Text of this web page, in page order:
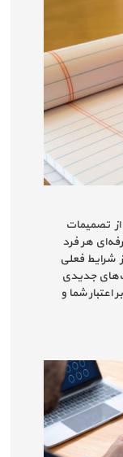
تصمیمات
هر فرد
شرایط فعلی
جدیدی
شما و